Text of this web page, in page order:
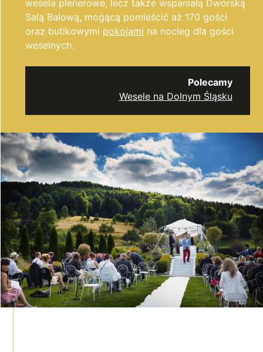
wesela plenerowe, lecz także wspaniałą Dworską
Salą Balową, mogącą pomieścić aż 170 gości
oraz butikowymi pokojami na nocleg dla gości
weselnych.
Polecamy
Wesele na Dolnym Śląsku